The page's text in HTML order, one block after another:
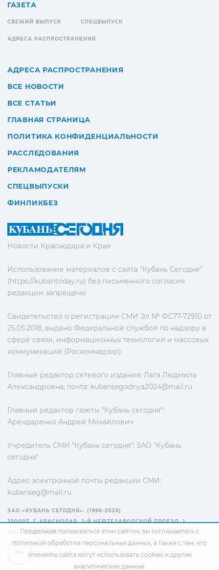
Новости Краснодара и Края
Использование материалов с сайта "Кубань Сегодня"
(https://kubantoday.ru) без письменного согласия
редакции запрещено
Свидетельство о регистрации СМИ Эл № ФС77-72910 от
25.05.2018, выдано Федеральной службой по надзору в
сфере связи, информационных технологий и массовых
коммуникаций (Роскомнадзор)
Главный редактор сетевого издания: Лата Людмила
Александровна, почта: kubansegodnya2024@mail.ru
Главный редактор газеты "Кубань сегодня":
Арендаренко Андрей Михайлович
Учредитель СМИ "Кубань сегодня": ЗАО "Кубань
сегодня"
Адрес электронной почты редакции СМИ:
kubanseg@mail.ru
ГАЗЕТА
СВЕЖИЙ ВЫПУСК СПЕЦВЫПУСК
АДРЕСА РАСПРОСТРАНЕНИЯ
АДРЕСА РАСПРОСТРАНЕНИЯ
ВСЕ НОВОСТИ
ВСЕ СТАТЬИ
ГЛАВНАЯ СТРАНИЦА
ПОЛИТИКА КОНФИДЕНЦИАЛЬНОСТИ
РАССЛЕДОВАНИЯ
РЕКЛАМОДАТЕЛЯМ
СПЕЦВЫПУСКИ
ФИНЛИКБЕЗ
ЗАО «КУБАНЬ СЕГОДНЯ». (1996-2026)
350007, Г. КРАСНОДАР, 2-Й НЕФТЕЗАВОДСКОЙ ПРОЕЗД, 1
ТЕЛ.: +7(861) 267-15-15
Продолжая пользоваться этим сайтом, вы соглашаетесь с
политикой обработки персональных данных, а также с тем, что
элементы сайта могут использовать cookies и другие
аналитические данные.